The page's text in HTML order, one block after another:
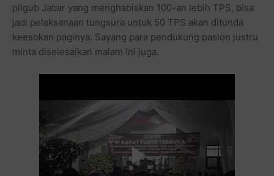
pilgub Jabar yang menghabiskan 100-an lebih TPS, bisa
jadi pelaksanaan tungsura untuk 50 TPS akan ditunda
keesokan paginya. Sayang para pendukung paslon justru
minta diselesaikan malam ini juga.